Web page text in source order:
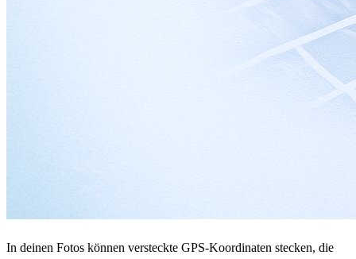
In deinen Fotos können versteckte GPS-Koordinaten stecken, die